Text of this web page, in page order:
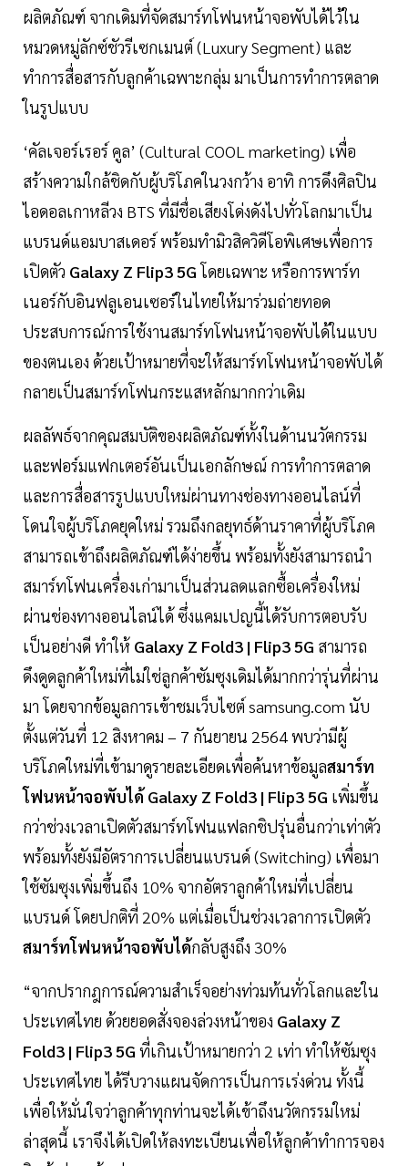
ผลิตภัณฑ์ จากเดิมที่จัดสมาร์ทโฟนหน้าจอพับได้ไว้ใน
หมวดหมู่ลักซ์ชัวรีเซกเมนต์ (Luxury Segment) และ
ทำการสื่อสารกับลูกค้าเฉพาะกลุ่ม มาเป็นการทำการตลาด
ในรูปแบบ
‘คัลเจอร์เรอร์ คูล’ (Cultural COOL marketing) เพื่อ
สร้างความใกล้ชิดกับผู้บริโภคในวงกว้าง อาทิ การดึงศิลปิน
ไอดอลเกาหลีวง BTS ที่มีชื่อเสียงโด่งดังไปทั่วโลกมาเป็น
แบรนด์แอมบาสเดอร์ พร้อมทำมิวสิควิดีโอพิเศษเพื่อการ
เปิดตัว Galaxy Z Flip3 5Gโดยเฉพาะ หรือการพาร์ท
เนอร์กับอินฟลูเอนเซอร์ในไทยให้มาร่วมถ่ายทอด
ประสบการณ์การใช้งานสมาร์ทโฟนหน้าจอพับได้ในแบบ
ของตนเอง ด้วยเป้าหมายที่จะให้สมาร์ทโฟนหน้าจอพับได้
กลายเป็นสมาร์ทโฟนกระแสหลักมากกว่าเดิม
ผลลัพธ์จากคุณสมบัติของผลิตภัณฑ์ทั้งในด้านนวัตกรรม
และฟอร์มแฟกเตอร์อันเป็นเอกลักษณ์ การทำการตลาด
และการสื่อสารรูปแบบใหม่ผ่านทางช่องทางออนไลน์ที่
โดนใจผู้บริโภคยุคใหม่ รวมถึงกลยุทธ์ด้านราคาที่ผู้บริโภค
สามารถเข้าถึงผลิตภัณฑ์ได้ง่ายขึ้น พร้อมทั้งยังสามารถนำ
สมาร์ทโฟนเครื่องเก่ามาเป็นส่วนลดแลกซื้อเครื่องใหม่
ผ่านช่องทางออนไลน์ได้ ซึ่งแคมเปญนี้ได้รับการตอบรับ
เป็นอย่างดี ทำให้ Galaxy Z Fold3 | Flip3 5G สามารถ
ดึงดูดลูกค้าใหม่ที่ไม่ใช่ลูกค้าซัมซุงเดิมได้มากกว่ารุ่นที่ผ่าน
มา โดยจากข้อมูลการเข้าชมเว็บไซต์ samsung.com นับ
ตั้งแต่วันที่ 12 สิงหาคม – 7 กันยายน 2564 พบว่ามีผู้
บริโภคใหม่ที่เข้ามาดูรายละเอียดเพื่อค้นหาข้อมูลสมาร์ท
โฟนหน้าจอพับได้ Galaxy Z Fold3 | Flip3 5G เพิ่มขึ้น
กว่าช่วงเวลาเปิดตัวสมาร์ทโฟนแฟลกชิปรุ่นอื่นกว่าเท่าตัว
พร้อมทั้งยังมีอัตราการเปลี่ยนแบรนด์ (Switching) เพื่อมา
ใช้ซัมซุงเพิ่มขึ้นถึง 10% จากอัตราลูกค้าใหม่ที่เปลี่ยน
แบรนด์ โดยปกติที่ 20% แต่เมื่อเป็นช่วงเวลาการเปิดตัว
สมาร์ทโฟนหน้าจอพับได้กลับสูงถึง 30%
“จากปรากฎการณ์ความสำเร็จอย่างท่วมท้นทั่วโลกและใน
ประเทศไทย ด้วยยอดสั่งจองล่วงหน้าของ Galaxy Z
Fold3 | Flip3 5G ที่เกินเป้าหมายกว่า 2 เท่า ทำให้ซัมซุง
ประเทศไทย ได้รีบวางแผนจัดการเป็นการเร่งด่วน ทั้งนี้
เพื่อให้มั่นใจว่าลูกค้าทุกท่านจะได้เข้าถึงนวัตกรรมใหม่
ล่าสุดนี้ เราจึงได้เปิดให้ลงทะเบียนเพื่อให้ลูกค้าทำการจอง